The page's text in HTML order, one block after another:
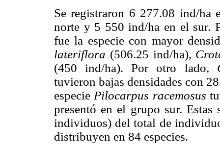
Se registraron 6 277.08 ind/ha
norte y 5 550 ind/ha en el sur.
fue la especie con mayor
lateriflora (506.25 ind/ha),
(450 ind/ha). Por otro lado,
tuvieron bajas densidades con
especie Pilocarpus racemosus
presentó en el grupo sur.
individuos) del total de
distribuyen en 84 especies.